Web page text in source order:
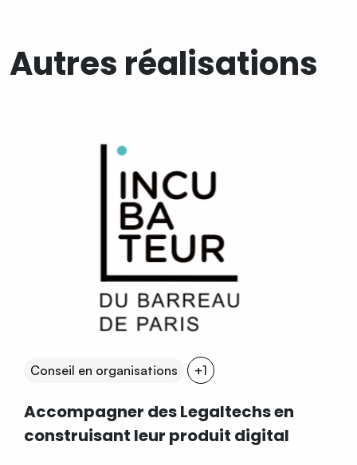
Autres réalisations
Conseil en organisations +1
Accompagner des Legaltechs en
construisant leur produit digital